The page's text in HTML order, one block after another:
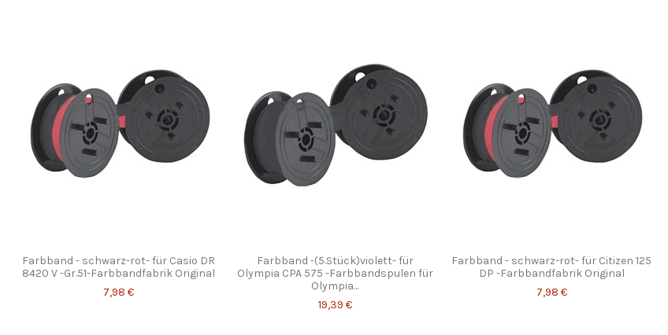
Farbband - schwarz-rot- für Casio DR
8420 V -Gr.51-Farbbandfabrik Original
7,98 €
Farbband -(5.Stück)violett- für
Olympia CPA 575 -Farbbandspulen für
Olympia...
19,39 €
Farbband - schwarz-rot- für Citizen 125
DP -Farbbandfabrik Original
7,98 €